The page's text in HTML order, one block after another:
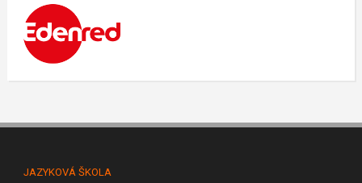
JAZYKOVÁ ŠKOLA